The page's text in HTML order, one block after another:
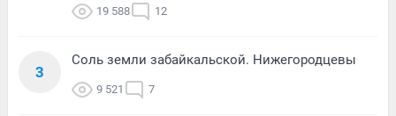
19 588 12
3
Соль земли забайкальской. Нижегородцевы
9 521 7